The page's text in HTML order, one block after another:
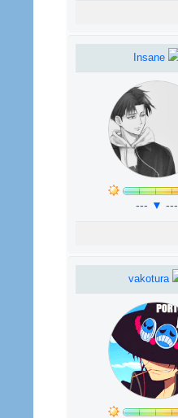
Insane
--- ▼ ---
vakotura